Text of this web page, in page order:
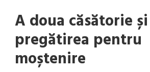
A doua căsătorie și
pregătirea pentru
moștenire